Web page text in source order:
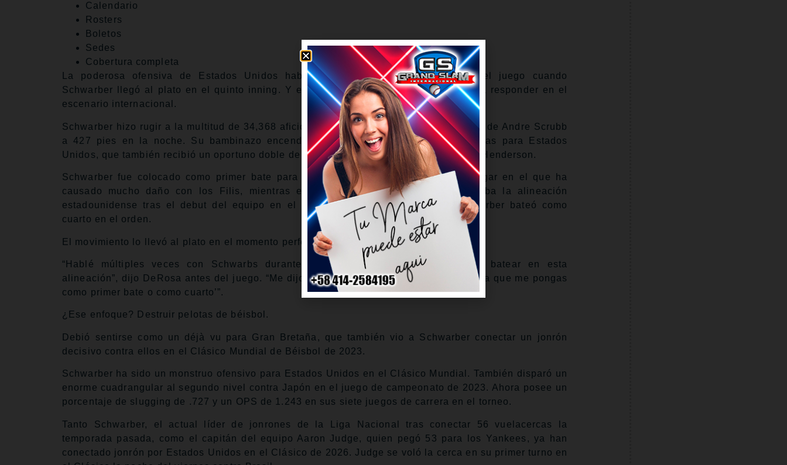
Calendario
Rosters
Boletos
Sedes
Cobertura completa
La poderosa ofensiva de Estados Unidos había estado contenida durante todo el juego cuando
Schwarber llegó al plato en el quinto inning. Y el toletero estrella de los Filis volvió a responder en el
escenario internacional.
Schwarber hizo rugir a la multitud de 34,368 aficionados en Houston al enviar un cutter de Andre Scrubb
a 427 pies en la noche. Su bambinazo encendió un enorme inning de cinco carreras para Estados
Unidos, que también recibió un oportuno doble de dos carreras con dos outs de Gunnar Henderson.
Schwarber fue colocado como primer bate para el juego contra los británicos, un lugar en el que ha
causado mucho daño con los Filis, mientras el dirigente Mark DeRosa reorganizaba la alineación
estadounidense tras el debut del equipo en el Clásico contra Brasil, cuando Schwarber bateó como
cuarto en el orden.
El movimiento lo llevó al plato en el momento perfecto.
“Hablé múltiples veces con Schwarbs durante la temporada sobre dónde quería batear en esta
alineación”, dijo DeRosa antes del juego. “Me dijo: ‘No voy a cambiar mi enfoque ya sea que me pongas
como primer bate o como cuarto’”.
¿Ese enfoque? Destruir pelotas de béisbol.
Debió sentirse como un déjà vu para Gran Bretaña, que también vio a Schwarber conectar un jonrón
decisivo contra ellos en el Clásico Mundial de Béisbol de 2023.
Schwarber ha sido un monstruo ofensivo para Estados Unidos en el Clásico Mundial. También disparó un
enorme cuadrangular al segundo nivel contra Japón en el juego de campeonato de 2023. Ahora posee un
porcentaje de slugging de .727 y un OPS de 1.243 en sus siete juegos de carrera en el torneo.
Tanto Schwarber, el actual líder de jonrones de la Liga Nacional tras conectar 56 vuelacercas la
temporada pasada, como el capitán del equipo Aaron Judge, quien pegó 53 para los Yankees, ya han
conectado jonrón por Estados Unidos en el Clásico de 2026. Judge se voló la cerca en su primer turno en